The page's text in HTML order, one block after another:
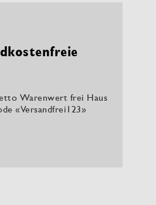
Warenwert frei Haus
«Versandfrei123»